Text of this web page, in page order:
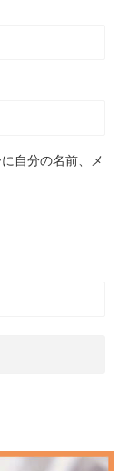
自分の名前、メ